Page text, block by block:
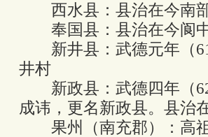
西水县：县治在今南
奉国县：县治在今阆
新井县：武德元年（
井村
新政县：武德四年（
成讳，更名新政县。县治
果州（南充郡）：高祖